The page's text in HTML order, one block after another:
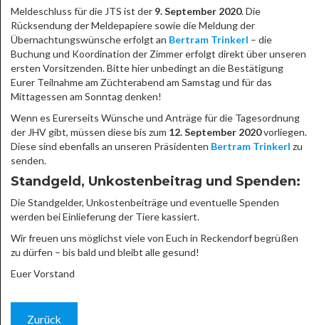
Meldeschluss für die JTS ist der 9. September 2020. Die
Rücksendung der Meldepapiere sowie die Meldung der
Übernachtungswünsche erfolgt an Bertram Trinkerl – die
Buchung und Koordination der Zimmer erfolgt direkt über unseren
ersten Vorsitzenden. Bitte hier unbedingt an die Bestätigung
Eurer Teilnahme am Züchterabend am Samstag und für das
Mittagessen am Sonntag denken!
Wenn es Eurerseits Wünsche und Anträge für die Tagesordnung
der JHV gibt, müssen diese bis zum 12. September 2020vorliegen.
Diese sind ebenfalls an unseren Präsidenten Bertram Trinkerl zu
senden.
Standgeld, Unkostenbeitrag und Spenden:
Die Standgelder, Unkostenbeiträge und eventuelle Spenden
werden bei Einlieferung der Tiere kassiert.
Wir freuen uns möglichst viele von Euch in Reckendorf begrüßen
zu dürfen – bis bald und bleibt alle gesund!
Euer Vorstand
Zurück